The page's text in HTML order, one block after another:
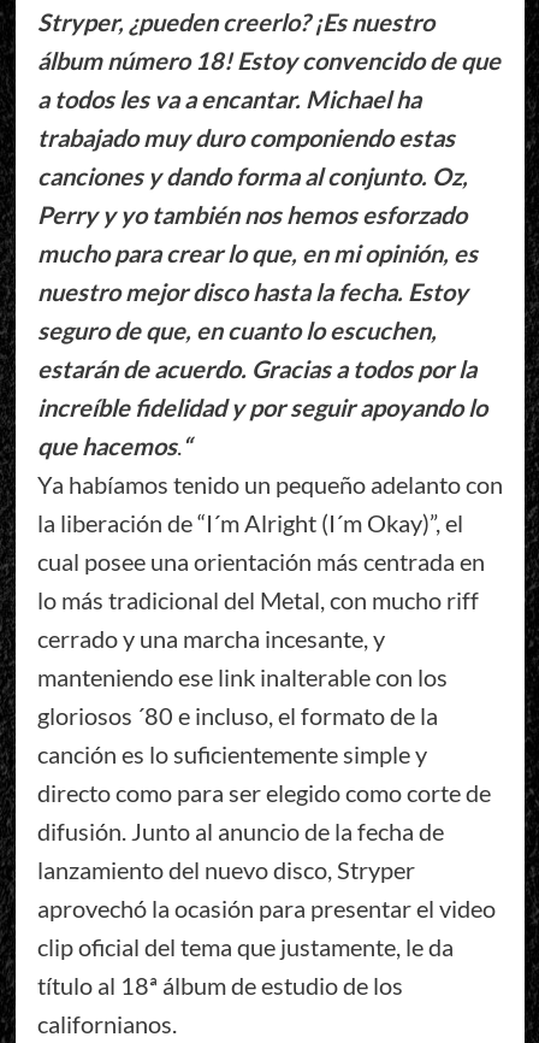
Stryper, ¿pueden creerlo? ¡Es nuestro
álbum número 18! Estoy convencido de que
a todos les va a encantar. Michael ha
trabajado muy duro componiendo estas
canciones y dando forma al conjunto. Oz,
Perry y yo también nos hemos esforzado
mucho para crear lo que, en mi opinión, es
nuestro mejor disco hasta la fecha. Estoy
seguro de que, en cuanto lo escuchen,
estarán de acuerdo. Gracias a todos por la
increíble fidelidad y por seguir apoyando lo
que hacemos.“
Ya habíamos tenido un pequeño adelanto con
la liberación de “I´m Alright (I´m Okay)”, el
cual posee una orientación más centrada en
lo más tradicional del Metal, con mucho riff
cerrado y una marcha incesante, y
manteniendo ese link inalterable con los
gloriosos ´80 e incluso, el formato de la
canción es lo suficientemente simple y
directo como para ser elegido como corte de
difusión. Junto al anuncio de la fecha de
lanzamiento del nuevo disco, Stryper
aprovechó la ocasión para presentar el video
clip oficial del tema que justamente, le da
título al 18ª álbum de estudio de los
californianos.